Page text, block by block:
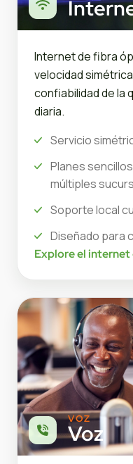
Internet de fibra
velocidad
confiabilidad de la
diaria.
Servicio
Planes
múltiples
Soporte local
Diseñado para
Explore el internet
VOZ
Voz